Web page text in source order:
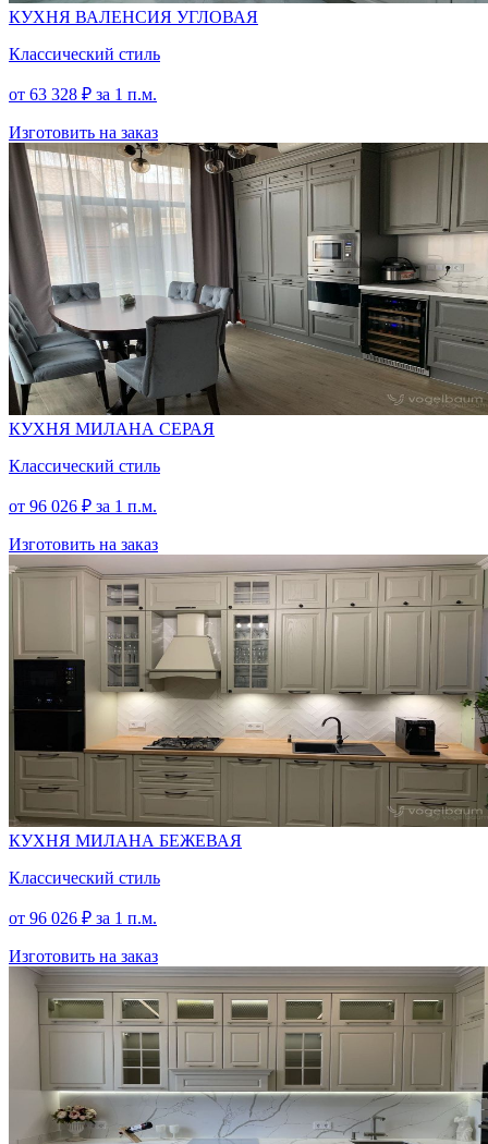
СОСНА
КАСЦИНА
КУХНЯ ВАЛЕНСИЯ УГЛОВАЯ
Классический стиль
от 63 328 ₽ за 1 п.м.
Изготовить на заказ
КУХНЯ МИЛАНА СЕРАЯ
Классический стиль
от 96 026 ₽ за 1 п.м.
Изготовить на заказ
КУХНЯ МИЛАНА БЕЖЕВАЯ
Классический стиль
от 96 026 ₽ за 1 п.м.
Изготовить на заказ